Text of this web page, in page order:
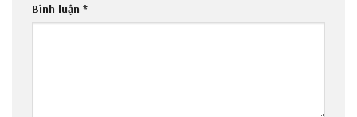
Bình luận *